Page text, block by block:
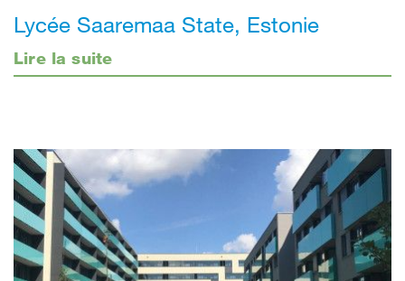
Lycée Saaremaa State, Estonie
Lire la suite